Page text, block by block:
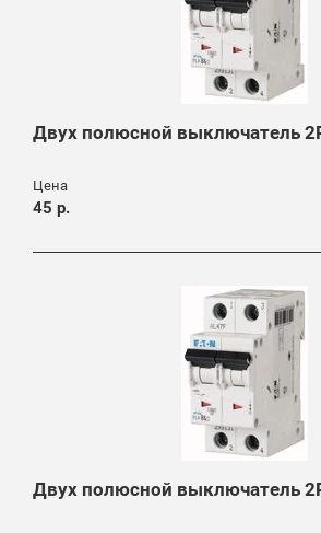
Двух полюсной выключатель
Цена
45 р.
Двух полюсной выключатель